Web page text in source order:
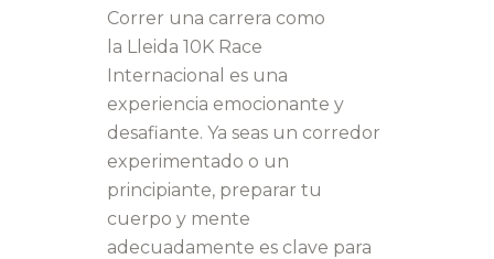
Correr una carrera como
la Lleida 10K Race
Internacional es una
experiencia emocionante y
desafiante. Ya seas un corredor
experimentado o un
principiante, preparar tu
cuerpo y mente
adecuadamente es clave para